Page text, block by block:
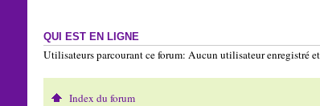
QUI EST EN LIGNE
Utilisateurs parcourant ce forum: Aucun utilisateur enregistré
Index du forum